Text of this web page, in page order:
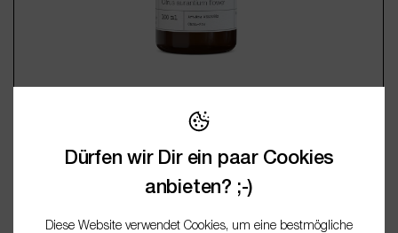
Dürfen wir Dir ein paar Cookies
anbieten? ;-)
Diese Website verwendet Cookies, um eine bestmögliche